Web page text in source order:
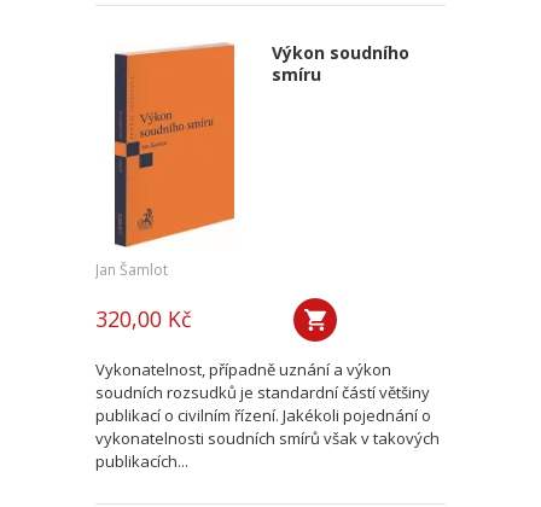
Výkon soudního
smíru
Jan Šamlot
320,00 Kč
Vykonatelnost, případně uznání a výkon
soudních rozsudků je standardní částí většiny
publikací o civilním řízení. Jakékoli pojednání o
vykonatelnosti soudních smírů však v takových
publikacích...